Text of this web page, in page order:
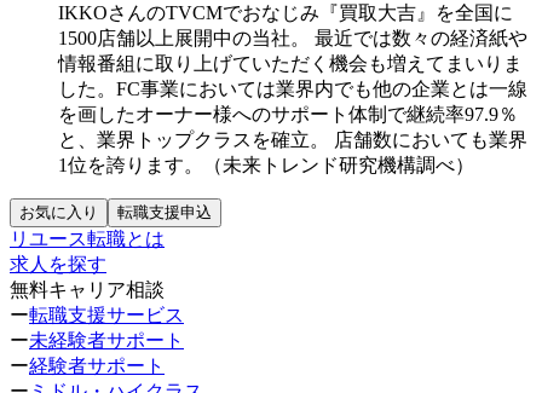
IKKOさんのTVCMでおなじみ『買取大吉』を全国に
1500店舗以上展開中の当社。
最近では数々の経済紙や
情報番組に取り上げていただく機会も増えてまいりま
した。FC事業においては業界内でも他の企業とは一線
を画したオーナー様へのサポート体制で継続率97.9％
と、業界トップクラスを確立。
店舗数においても業界
1位を誇ります。（未来トレンド研究機構調べ）
お気に入り 転職支援申込
リユース転職とは
求人を探す
無料キャリア相談
ー転職支援サービス
ー未経験者サポート
ー経験者サポート